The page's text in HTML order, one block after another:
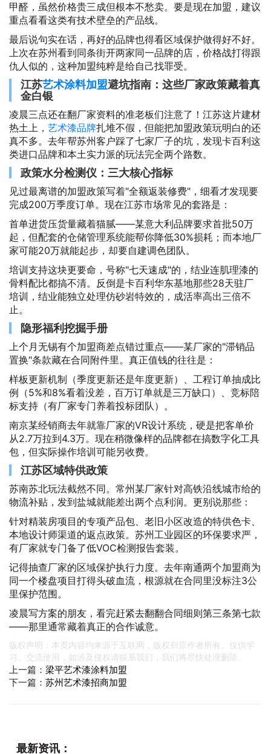
甲醛，虽然价格贵三成但根本不愁卖。要是现在加盟，建议
重点看看这类有技术壁垒的产品线。
最后说句实在话，再好的品牌也得看区域保护做得好不好。
上次在苏州看到同条街开两家同一品牌的店，价格战打得跟
仇人似的，这种加盟纯粹是给自己找罪受。
江苏艺术涂料加盟避坑指南：这些厂家政策藏着真
金白银
凌晨三点还在翻厂家资料的准老板们注意了！江苏这片建材
热土上， 艺术漆品牌扎堆不假，但能把加盟政策玩明白的还
真不多。去年帮苏州客户踩了七家厂子的坑，发现卡百利这
类进口品牌和本土实力派的玩法完全两个路数。
政策水分检测仪：三大核心指标
见过最离谱的加盟政策写着"全额返装修费"，细看才发现要
完成200万季度订单。现在江苏市场常见的套路是：
首单进货压货量藏着猫腻——某意大利品牌要求首批50万
起，但配套的仓储管理系统能帮你降低30%损耗；而本地厂
家可能20万就能起步，却要自建调色团队。
培训支持这块更要命，号称"七天速成"的，结业连肌理漆的
骨料配比都搞不清。反倒是卡百利华东基地那些28天驻厂
培训，结业能独立处理仿砂岩特效的，成活率高出三倍不
止。
隐形福利挖掘手册
上个月无锡有个加盟商差点错过重点——某厂家的"滞销品
置换"条款藏在合同附件里。真正值钱的往往是：
样板更新机制（季度更新还是年度更新）、工程订单抽成比
例（5%和8%看着没差，百万订单就是三万缺口）、竞标陪
标支持（有厂家专门养着投标团队）。
南京某经销商去年就靠厂家的VR设计系统，硬是把客单价
从2.7万拉到4.3万。现在稍微像样的品牌都在搞数字化工具
包，但实际操作培训可能另收费。
江苏区域特供政策
苏南苏北玩法截然不同。常州某厂家针对高铁沿线城市给的
物流补贴，发到盐城就能差出两个点利润。更别说那些：
针对精装房项目的专项产品包、老旧小区改造的特供色卡、
本地设计师渠道的返点政策。苏州工业园区的环保要求严，
有厂家就专门备了低VOC检测报告套装。
记得抽查厂家的区域保护执行力度。去年南通两个加盟商为
同一个楼盘项目打得头破血流，根源就在合同里没标注3公
里保护范围。
凌晨写方案的朋友，看完赶紧去翻翻合同细则第三条第七款
——那里通常藏着真正的合作诚意。
版权声明：本页内容均来源于互联网，版权归原作者所有。仅供学
习、交流使用，如涉及侵权请联系我们，我们将尽快处理删除。
上一篇： 梁平艺术漆涂料加盟
下一篇： 苏州艺术漆招商加盟
最新资讯：